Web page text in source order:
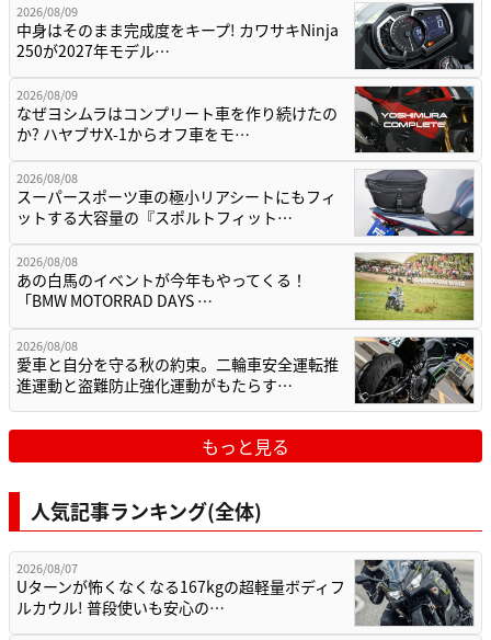
2026/08/09
中身はそのまま完成度をキープ! カワサキNinja
250が2027年モデル…
2026/08/09
なぜヨシムラはコンプリート車を作り続けたの
か? ハヤブサX-1からオフ車をモ…
2026/08/08
スーパースポーツ車の極小リアシートにもフィ
ットする大容量の『スポルトフィット…
2026/08/08
あの白馬のイベントが今年もやってくる！
「BMW MOTORRAD DAYS …
2026/08/08
愛車と自分を守る秋の約束。二輪車安全運転推
進運動と盗難防止強化運動がもたらす…
もっと見る
人気記事ランキング(全体)
2026/08/07
Uターンが怖くなくなる167kgの超軽量ボディフ
ルカウル! 普段使いも安心の…